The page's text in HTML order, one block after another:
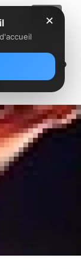
l’ARCEP
✕